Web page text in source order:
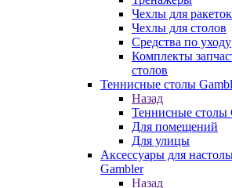
Чехлы для ракеток
Чехлы для столов
Средства по уходу
Комплекты
столов
Теннисные столы
Назад
Теннисные столы
Для помещений
Для улицы
Аксессуары для
Gambler
Назад